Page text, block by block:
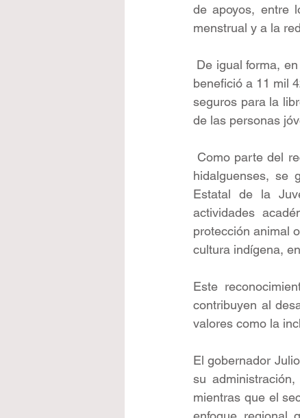
de apoyos, entre
menstrual y a la
De igual forma,
benefició a 11 mil
seguros para la
de las personas
Como parte del
hidalguenses, se
Estatal de la
actividades
protección animal
cultura indígena,
Este
contribuyen al
valores como la
El gobernador
su
mientras que el